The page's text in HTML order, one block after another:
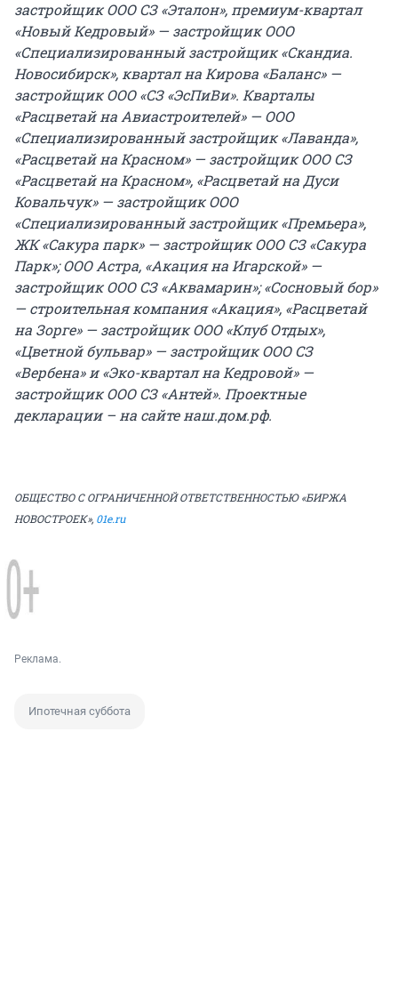
застройщик ООО СЗ «Эталон», премиум-квартал
«Новый Кедровый» — застройщик ООО
«Специализированный застройщик «Скандиа.
Новосибирск», квартал на Кирова «Баланс» —
застройщик ООО «СЗ «ЭсПиВи». Кварталы
«Расцветай на Авиастроителей» — ООО
«Специализированный застройщик «Лаванда»,
«Расцветай на Красном» — застройщик ООО СЗ
«Расцветай на Красном», «Расцветай на Дуси
Ковальчук» — застройщик ООО
«Специализированный застройщик «Премьера»,
ЖК «Сакура парк» — застройщик ООО СЗ «Сакура
Парк»; ООО Астра, «Акация на Игарской» —
застройщик ООО СЗ «Аквамарин»; «Сосновый бор»
— строительная компания «Акация», «Расцветай
на Зорге» — застройщик ООО «Клуб Отдых»,
«Цветной бульвар» — застройщик ООО СЗ
«Вербена» и «Эко-квартал на Кедровой» —
застройщик ООО СЗ «Антей». Проектные
декларации – на сайте наш.дом.рф.
ОБЩЕСТВО С ОГРАНИЧЕННОЙ ОТВЕТСТВЕННОСТЬЮ «БИРЖА
НОВОСТРОЕК», 01e.ru
Реклама.
Ипотечная суббота